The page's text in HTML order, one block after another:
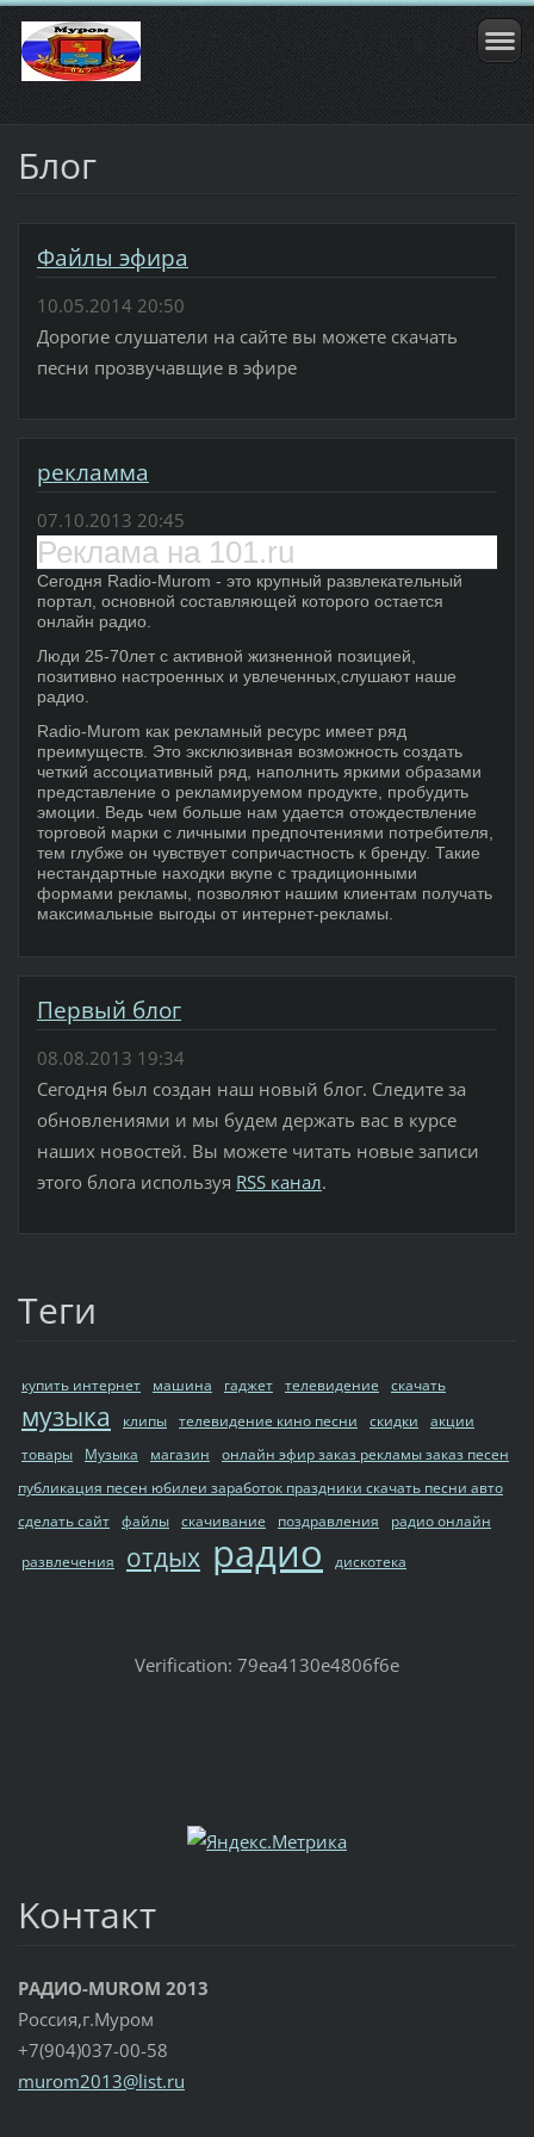
Блог
Файлы эфира
10.05.2014 20:50
Дорогие слушатели на сайте вы можете скачать
песни прозвучавщие в эфире
рекламма
07.10.2013 20:45
Реклама на 101.ru
Сегодня Radio-Murom - это крупный развлекательный
портал, основной составляющей которого остается
онлайн радио.
Люди 25-70лет с активной жизненной позицией,
позитивно настроенных и увлеченных,слушают наше
радио.
Radio-Murom как рекламный ресурс имеет ряд
преимуществ. Это эксклюзивная возможность создать
четкий ассоциативный ряд, наполнить яркими образами
представление о рекламируемом продукте, пробудить
эмоции. Ведь чем больше нам удается отождествление
торговой марки с личными предпочтениями потребителя,
тем глубже он чувствует сопричастность к бренду. Такие
нестандартные находки вкупе с традиционными
формами рекламы, позволяют нашим клиентам получать
максимальные выгоды от интернет-рекламы.
Первый блог
08.08.2013 19:34
Сегодня был создан наш новый блог. Следите за
обновлениями и мы будем держать вас в курсе
наших новостей. Вы можете читать новые записи
этого блога используя RSS канал.
Теги
купить интернет машина гаджет телевидение скачать
музыка клипы телевидение кино песни скидки
акции
товары
Музыка магазин
онлайн эфир заказ рекламы заказ песен
публикация песен юбилеи заработок праздники скачать песни авто
сделать сайт файлы скачивание поздравления
радио онлайн
развлечения
отдых радио дискотека
Verification: 79ea4130e4806f6e
Koнтакт
РАДИО-MUROM 2013
Россия,г.Муром
+7(904)037-00-58
murom2013@list.ru